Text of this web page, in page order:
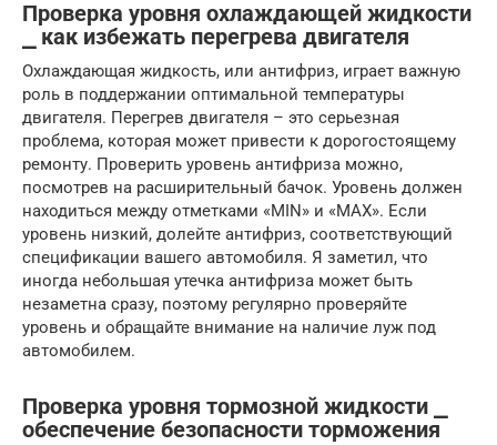
Проверка уровня охлаждающей жидкости
⎯ как избежать перегрева двигателя
Охлаждающая жидкость, или антифриз, играет важную
роль в поддержании оптимальной температуры
двигателя. Перегрев двигателя – это серьезная
проблема, которая может привести к дорогостоящему
ремонту. Проверить уровень антифриза можно,
посмотрев на расширительный бачок. Уровень должен
находиться между отметками «MIN» и «MAX». Если
уровень низкий, долейте антифриз, соответствующий
спецификации вашего автомобиля. Я заметил, что
иногда небольшая утечка антифриза может быть
незаметна сразу, поэтому регулярно проверяйте
уровень и обращайте внимание на наличие луж под
автомобилем.
Проверка уровня тормозной жидкости ⎯
обеспечение безопасности торможения